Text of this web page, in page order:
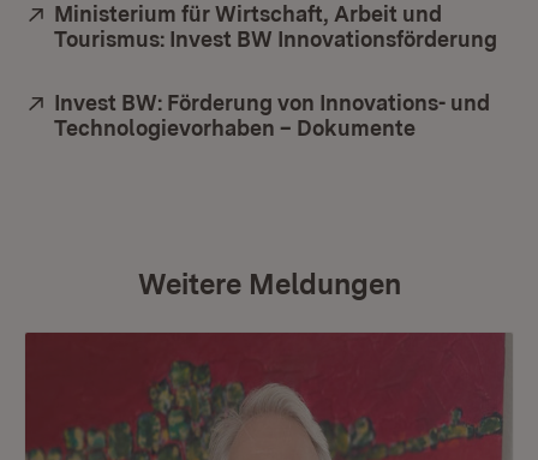
Extern:
Ministerium für Wirtschaft, Arbeit und
Tourismus: Invest BW Innovationsförderung
Extern:
Invest BW: Förderung von Innovations- und
Technologievorhaben – Dokumente
Weitere Meldungen